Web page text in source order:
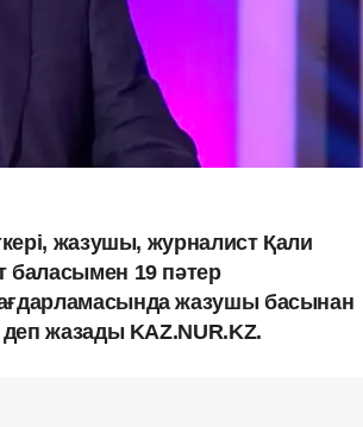
жазушы, журналист Қали
баласымен 19 пәтер
жазушы басынан
жазады KAZ.NUR.KZ.